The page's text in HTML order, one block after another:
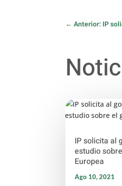
←Anterior: IP
IP solicita al
estudio
Europea
Ago 10, 2021